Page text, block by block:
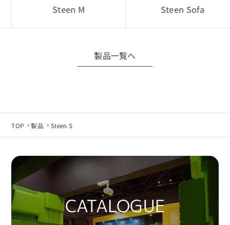
Steen M Steen Sofa
製品一覧へ
■ データ仕様について
製品仕様変更などにより、CADデータは予告なく
最新データが必要な場合は当社へお問い合わせ
てください。
使用環境やソフトウェア環境によっては正常に動
当社は利用環境による不具合・損害等について
責任を負いかねます。
■ 同意について
CADデータのダウンロード・利用をもって、本規
TOP 製品 Steen S
CATALOGUE